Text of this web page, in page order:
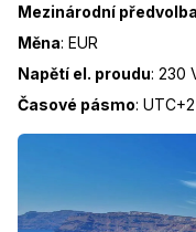
Mezinárodní předvolba
Měna: EUR
Napětí el. proudu: 230
Časové pásmo: